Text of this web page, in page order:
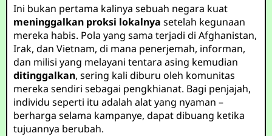
Ini bukan pertama kalinya sebuah negara kuat
meninggalkan proksi lokalnya setelah kegunaan
mereka habis. Pola yang sama terjadi di Afghanistan,
Irak, dan Vietnam, di mana penerjemah, informan,
dan milisi yang melayani tentara asing kemudian
ditinggalkan, sering kali diburu oleh komunitas
mereka sendiri sebagai pengkhianat. Bagi penjajah,
individu seperti itu adalah alat yang nyaman –
berharga selama kampanye, dapat dibuang ketika
tujuannya berubah.